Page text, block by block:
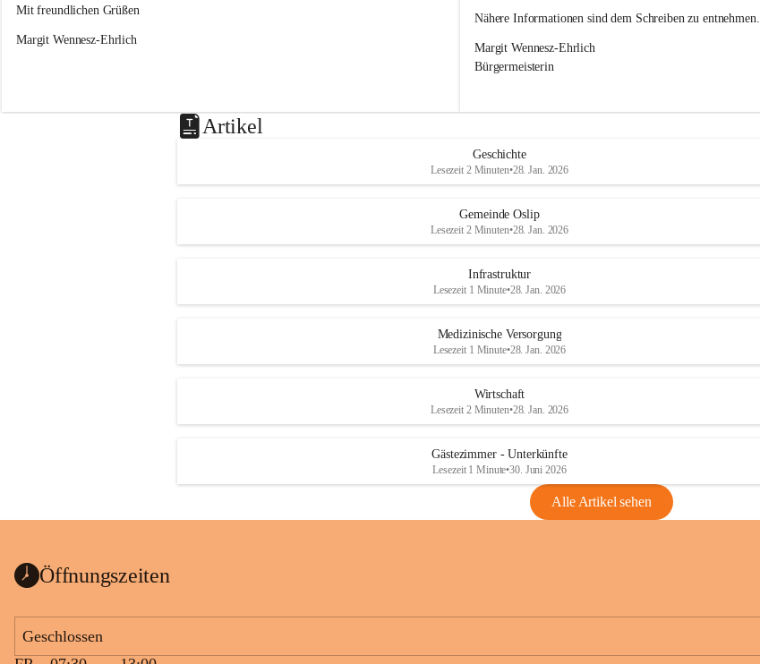
Mit freundlichen Grüßen
Margit Wennesz-Ehrlich
Nähere Informationen sind dem Schreiben zu entnehmen.
Margit Wennesz-Ehrlich
Bürgermeisterin
Artikel
Geschichte
Lesezeit 2 Minuten•28. Jan. 2026
Gemeinde Oslip
Lesezeit 2 Minuten•28. Jan. 2026
Infrastruktur
Lesezeit 1 Minute•28. Jan. 2026
Medizinische Versorgung
Lesezeit 1 Minute•28. Jan. 2026
Wirtschaft
Lesezeit 2 Minuten•28. Jan. 2026
Gästezimmer - Unterkünfte
Lesezeit 1 Minute•30. Juni 2026
Alle Artikel sehen
Öffnungszeiten
Geschlossen